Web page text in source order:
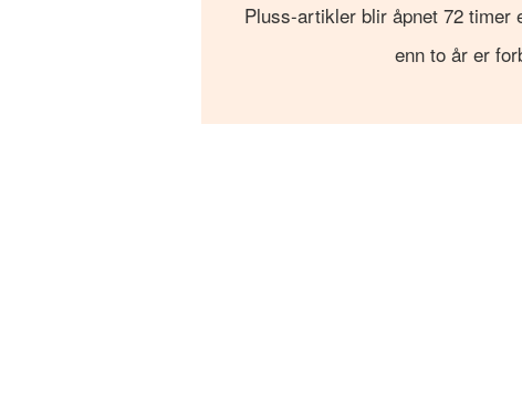
Pluss-artikler blir åpnet 72
enn to år er